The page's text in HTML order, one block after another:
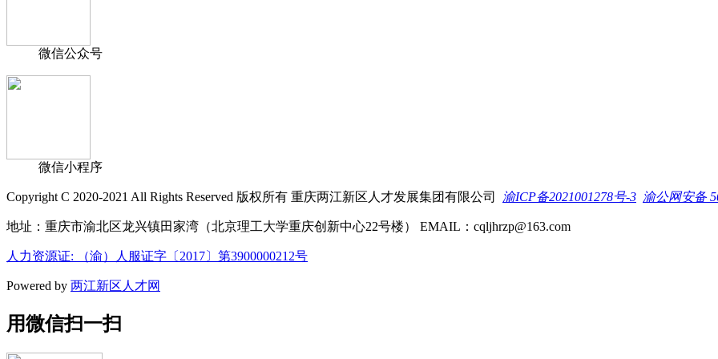
微信公众号
微信小程序
Copyright C 2020-2021 All Rights Reserved 版权所有 重庆两江新区人才发展集团有限公司 渝ICP备2021001278号-3 渝公网安备
地址：重庆市渝北区龙兴镇田家湾（北京理工大学重庆创新中心22号楼） EMAIL：cqljhrzp@163.com
人力资源证: （渝）人服证字〔2017〕第3900000212号
Powered by 两江新区人才网
用微信扫一扫